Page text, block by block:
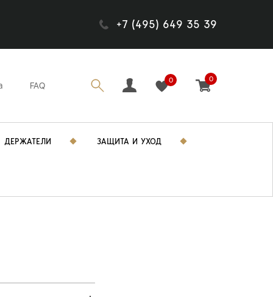
+7 (495) 649 35 39
FAQ
0 0
ДЕРЖАТЕЛИ ЗАЩИТА И УХОД